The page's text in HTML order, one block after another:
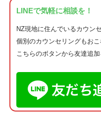
LINEで気軽に相談を！
NZ現地に住んでいるカウン
個別のカウンセリングもお
こちらのボタンから友達追加